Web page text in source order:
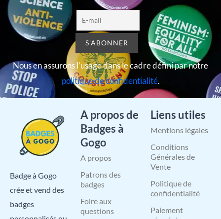
Nous en assurons l’usage dans le cadre défini par notre
politique de confidentialité.
Badge à Gogo
crée et vend des
badges
A propos de
Badges à
Gogo
A propos
Patrons des
badges
Foire aux
questions
Liens utiles
Mentions légales
Conditions
Générales de
Vente
Politique de
confidentialité
Paiement